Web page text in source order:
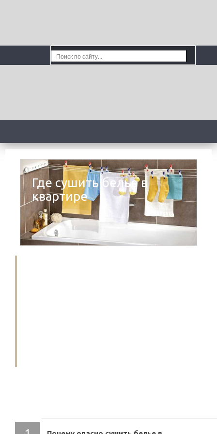
Где сушить белье в
квартире